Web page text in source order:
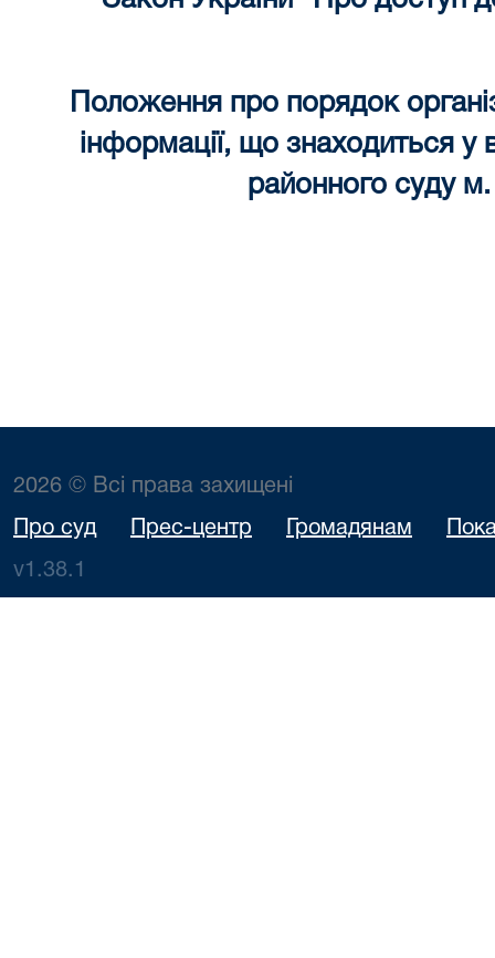
Положення про порядок
інформації, що знаходиться у
районного суду
2026 © Всі права захищені
Про суд Прес-центр Громадянам
v1.38.1